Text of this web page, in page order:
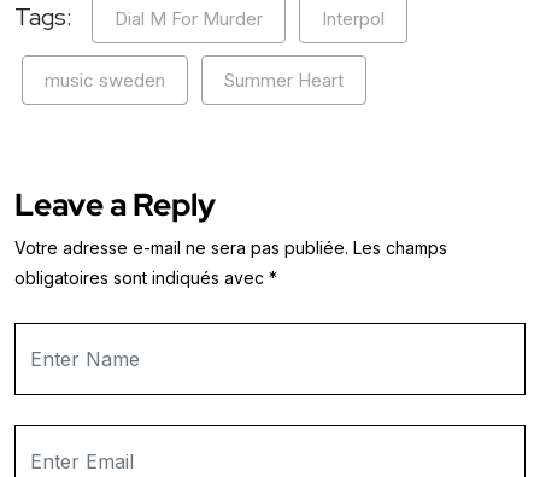
Tags: Dial M For Murder Interpol
music sweden Summer Heart
Leave a Reply
Votre adresse e-mail ne sera pas publiée. Les champs
obligatoires sont indiqués avec *